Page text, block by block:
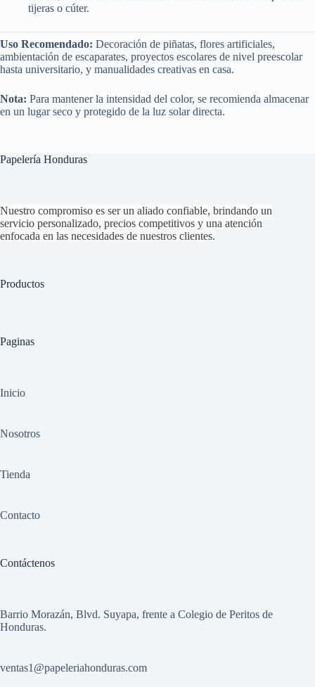
tijeras o cúter.
Uso Recomendado: Decoración de piñatas, flores artificiales,
ambientación de escaparates, proyectos escolares de nivel preescolar
hasta universitario, y manualidades creativas en casa.
Nota: Para mantener la intensidad del color, se recomienda almacenar
en un lugar seco y protegido de la luz solar directa.
Papelería Honduras
Nuestro compromiso es ser un aliado confiable, brindando un
servicio personalizado, precios competitivos y una atención
enfocada en las necesidades de nuestros clientes.
Productos
Paginas
Inicio
Nosotros
Tienda
Contacto
Contáctenos
Barrio Morazán, Blvd. Suyapa, frente a Colegio de Peritos de
Honduras.
ventas1 @papeleriahonduras.com